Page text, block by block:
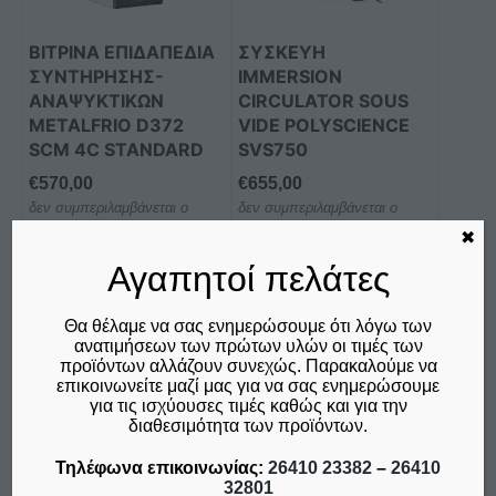
ΒΙΤΡΙΝΑ ΕΠΙΔΑΠΕΔΙΑ
ΣΥΝΤΗΡΗΣΗΣ-
ΑΝΑΨΥΚΤΙΚΩΝ
METALFRIO D372
SCM 4C STANDARD
€570,00
δεν συμπεριλαμβάνεται ο
Προσθήκη στο καλάθι
Σύγκριση
ΣΥΣΚΕΥΗ
IMMERSION
CIRCULATOR SOUS
VIDE POLYSCIENCE
SVS750
€655,00
δεν συμπεριλαμβάνεται ο
Προσθήκη στο καλάθι
Σύγκριση
προϊόν
Αυτό
προϊόν
Αγαπητοί πελάτες
Θα θέλαμε να σας ενημερώσουμε ότι λόγω των
ανατιμήσεων των πρώτων υλών οι τιμές των
προϊόντων αλλάζουν συνεχώς. Παρακαλούμε να
επικοινωνείτε μαζί μας για να σας ενημερώσουμε
για τις ισχύουσες τιμές καθώς και για την
διαθεσιμότητα των προϊόντων.
Τηλέφωνα επικοινωνίας: 26410 23382 – 26410
32801
✖